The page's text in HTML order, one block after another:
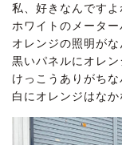
私、好きなんですよ
ホワイトのメーター
オレンジの照明がな
黒いパネルにオレ
けっこうありがちな
白にオレンジはなか